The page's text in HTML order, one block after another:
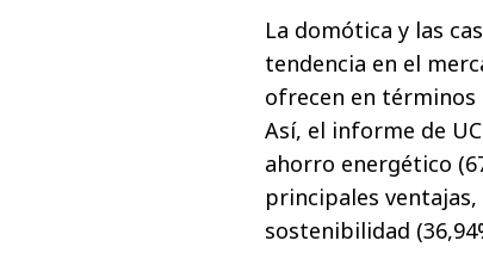
La domótica y las
tendencia en el
ofrecen en términos
Así, el informe de
ahorro energético
principales ventajas,
sostenibilidad